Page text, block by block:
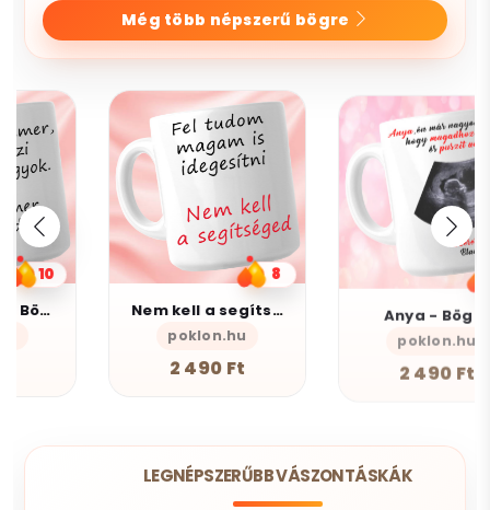
Még több népszerű bögre
8
Nem kell a segítsé - Bögre
poklon.hu
10
Anya - Bögre
poklon.hu
LEGNÉPSZERŰBB VÁSZONTÁSKÁK